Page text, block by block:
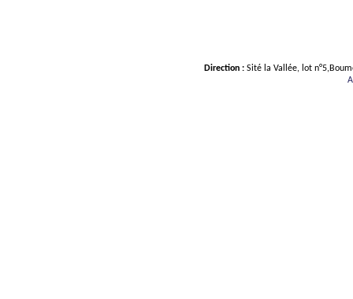
Direction : Sité la Vallée, lot